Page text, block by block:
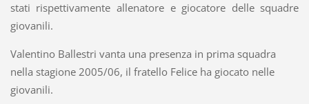
stati rispettivamente allenatore e giocatore delle squadre
giovanili.
Valentino Ballestri vanta una presenza in prima squadra
nella stagione 2005/06, il fratello Felice ha giocato nelle
giovanili.